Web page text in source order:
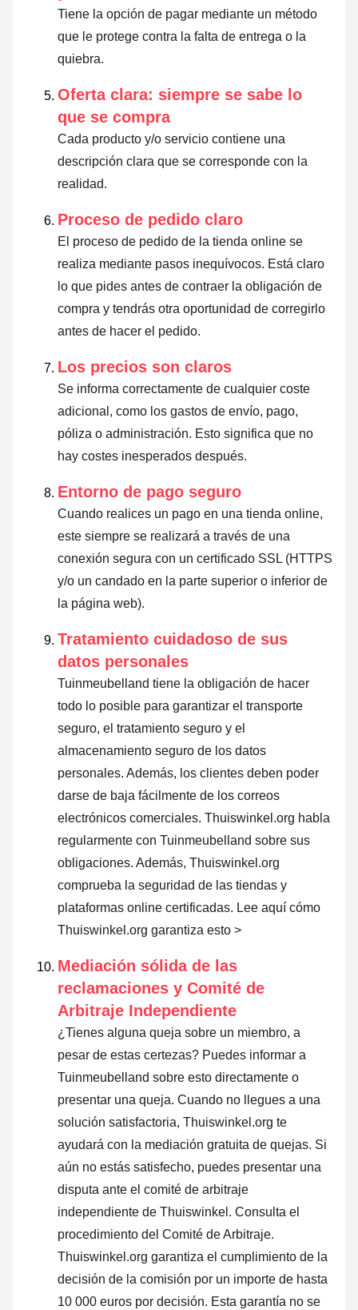
Tiene la opción de pagar mediante un método
que le protege contra la falta de entrega o la
quiebra.
Oferta clara: siempre se sabe lo
que se compra
Cada producto y/o servicio contiene una
descripción clara que se corresponde con la
realidad.
Proceso de pedido claro
El proceso de pedido de la tienda online se
realiza mediante pasos inequívocos. Está claro
lo que pides antes de contraer la obligación de
compra y tendrás otra oportunidad de corregirlo
antes de hacer el pedido.
Los precios son claros
Se informa correctamente de cualquier coste
adicional, como los gastos de envío, pago,
póliza o administración. Esto significa que no
hay costes inesperados después.
Entorno de pago seguro
Cuando realices un pago en una tienda online,
este siempre se realizará a través de una
conexión segura con un certificado SSL (HTTPS
y/o un candado en la parte superior o inferior de
la página web).
Tratamiento cuidadoso de sus
datos personales
Tuinmeubelland tiene la obligación de hacer
todo lo posible para garantizar el transporte
seguro, el tratamiento seguro y el
almacenamiento seguro de los datos
personales. Además, los clientes deben poder
darse de baja fácilmente de los correos
electrónicos comerciales. Thuiswinkel.org habla
regularmente con Tuinmeubelland sobre sus
obligaciones. Además, Thuiswinkel.org
comprueba la seguridad de las tiendas y
plataformas online certificadas. Lee aquí cómo
Thuiswinkel.org garantiza esto >
Mediación sólida de las
reclamaciones y Comité de
Arbitraje Independiente
¿Tienes alguna queja sobre un miembro, a
pesar de estas certezas? Puedes informar a
Tuinmeubelland sobre esto directamente o
presentar una queja. Cuando no llegues a una
solución satisfactoria, Thuiswinkel.org te
ayudará con la mediación gratuita de quejas. Si
aún no estás satisfecho, puedes presentar una
disputa ante el comité de arbitraje
independiente de Thuiswinkel. Consulta el
procedimiento del Comité de Arbitraje.
Thuiswinkel.org garantiza el cumplimiento de la
decisión de la comisión por un importe de hasta
10 000 euros por decisión. Esta garantía no se